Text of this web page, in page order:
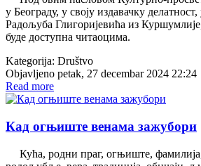
у Београду, у своју издавачку
Радољуба Глигоријевића из Куршумлије,
буде доступна читаоцима.
Kategorija: Društvo
Objavljeno petak, 27 decembar 2024 22:24
Read more
Кад огњиште венама зажубори
Кућа, родни праг, огњиште, фамилија,